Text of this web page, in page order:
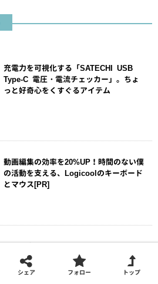
充電力を可視化する「SATECHI USB
Type-C 電圧・電流チェッカー」。ちょ
っと好奇心をくすぐるアイテム
動画編集の効率を20%UP！時間のない僕
の活動を支える、Logicoolのキーボード
とマウス[PR]
目線を高く。MacBookキーボードに傾斜
をつける Bluelounge 「Kickflip」
シェア フォロー トップ